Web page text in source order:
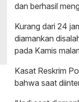
dan berhasil
Kurang dari 24
diamankan
pada Kamis
Kasat Reskrim
bahwa saat